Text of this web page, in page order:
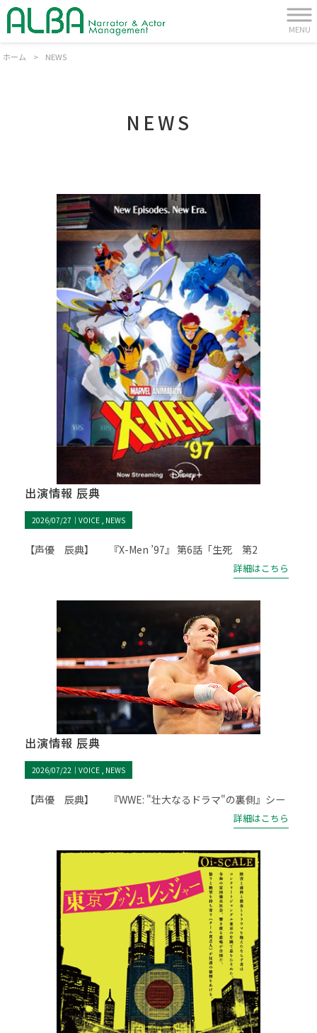
MENU
ホーム > NEWS
NEWS
出演情報 辰典
2026/07/27｜ VOICE NEWS
【声優 辰典】 『X-Men ’97』 第6話「生死 第2
詳細はこちら
出演情報 辰典
2026/07/22｜ VOICE NEWS
【声優 辰典】 『WWE: "壮大なるドラマ"の裏側』シー
詳細はこちら